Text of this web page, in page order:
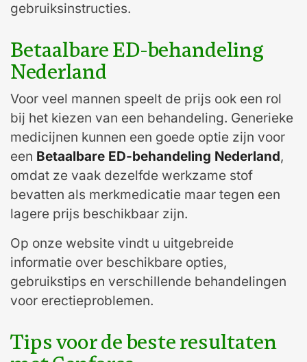
gebruiksinstructies.
Betaalbare ED-behandeling
Nederland
Voor veel mannen speelt de prijs ook een rol
bij het kiezen van een behandeling. Generieke
medicijnen kunnen een goede optie zijn voor
een Betaalbare ED-behandeling Nederland,
omdat ze vaak dezelfde werkzame stof
bevatten als merkmedicatie maar tegen een
lagere prijs beschikbaar zijn.
Op onze website vindt u uitgebreide
informatie over beschikbare opties,
gebruikstips en verschillende behandelingen
voor erectieproblemen.
Tips voor de beste resultaten